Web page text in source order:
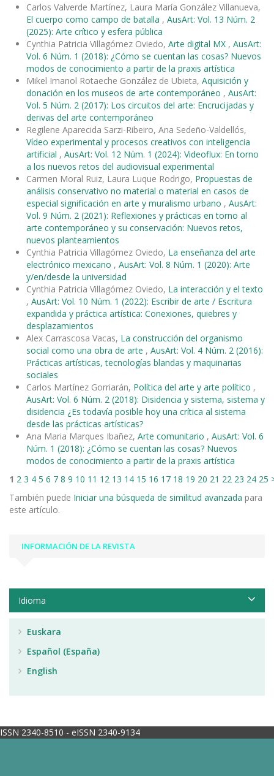
Carlos Valverde Martínez, Laura María González Villanueva,
El cuerpo como campo de batalla , AusArt: Vol. 13 Núm. 2
(2025): Arte crítico y esfera pública
Cynthia Patricia Villagómez Oviedo, Arte digital MX , AusArt:
Vol. 6 Núm. 1 (2018): ¿Cómo se cuentan las cosas? Nuevos
modos de conocimiento a partir de la praxis artística
Mikel Imanol Rotaeche González de Ubieta, Aquisición y
donación en los museos de arte contemporáneo , AusArt:
Vol. 5 Núm. 2 (2017): Los circuitos del arte: Encrucijadas y
derivas del arte contemporáneo
Regilene Aparecida Sarzi-Ribeiro, Ana Sedeño-Valdellós,
Vídeo experimental y procesos creativos con inteligencia
artificial , AusArt: Vol. 12 Núm. 1 (2024): Videoflux: En torno
a los nuevos retos del audiovisual experimental
Carmen Moral Ruiz, Laura Luque Rodrigo, Propuestas de
análisis conservativo no material o material en casos de
especial significación en arte y muralismo urbano , AusArt:
Vol. 9 Núm. 2 (2021): Reflexiones y prácticas en torno al
arte contemporáneo y su conservación: Nuevos retos,
nuevos planteamientos
Cynthia Patricia Villagómez Oviedo, La enseñanza del arte
electrónico mexicano , AusArt: Vol. 8 Núm. 1 (2020): Arte
y/en/desde la universidad
Cynthia Patricia Villagómez Oviedo, La interacción y el texto
, AusArt: Vol. 10 Núm. 1 (2022): Escribir de arte / Escritura
expandida y práctica artística: Conexiones, quiebres y
desplazamientos
Alex Carrascosa Vacas, La construcción del organismo
social como una obra de arte , AusArt: Vol. 4 Núm. 2 (2016):
Prácticas artísticas, tecnologías blandas y maquinarias
sociales
Carlos Martínez Gorriarán, Política del arte y arte político ,
AusArt: Vol. 6 Núm. 2 (2018): Disidencia y sistema, sistema y
disidencia ¿Es todavía posible hoy una crítica al sistema
desde las prácticas artísticas?
Ana Maria Marques Ibañez, Arte comunitario , AusArt: Vol. 6
Núm. 1 (2018): ¿Cómo se cuentan las cosas? Nuevos
modos de conocimiento a partir de la praxis artística
1 2 3 4 5 6 7 8 9 10 11 12 13 14 15 16 17 18 19 20 21 22 23 24 25
También puede Iniciar una búsqueda de similitud avanzada para
este artículo.
INFORMACIÓN DE LA REVISTA
Idioma
Euskara
Español (España)
English
ISSN 2340-8510 - eISSN 2340-9134